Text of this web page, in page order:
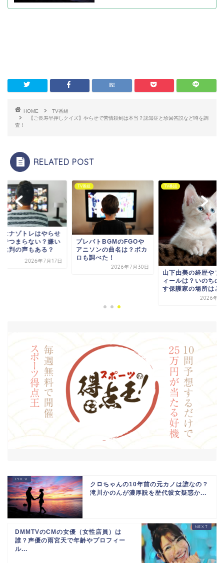
HOME
TV番組
【ご長寿早押しクイズ】やらせで苦情殺到は本当？認知症と珍回答説など噂を調
査！
RELATED POST
はナゾトレはやらせ
でつまらない？嫌い
批判の声もある？
2026年7月17日
TV番組
プレバトBGMのFGOや
アニソンの曲名は？ボカ
ロも調べた！
2026年7月30日
TV番組
山下由美の経歴やプ
ィールは？いのちの
す保護家の場所はど
2026年8
クロちゃんの10年前の元カノは誰なの？
滝川かのんが濃厚説を歴代彼女疑惑か...
DMMTVのCMの女優（女性店員）は
誰？声優の雨宮天で年齢やプロフィー
ル...